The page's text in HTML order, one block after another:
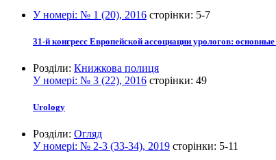
У номері: № 1 (20), 2016 сторінки: 5-7
31-й конгресс Европейской ассоциации урологов:
Розділи: Книжкова полиця
У номері: № 3 (22), 2016 сторінки: 49
Urology
Розділи: Огляд
У номері: № 2-3 (33-34), 2019 сторінки: 5-11